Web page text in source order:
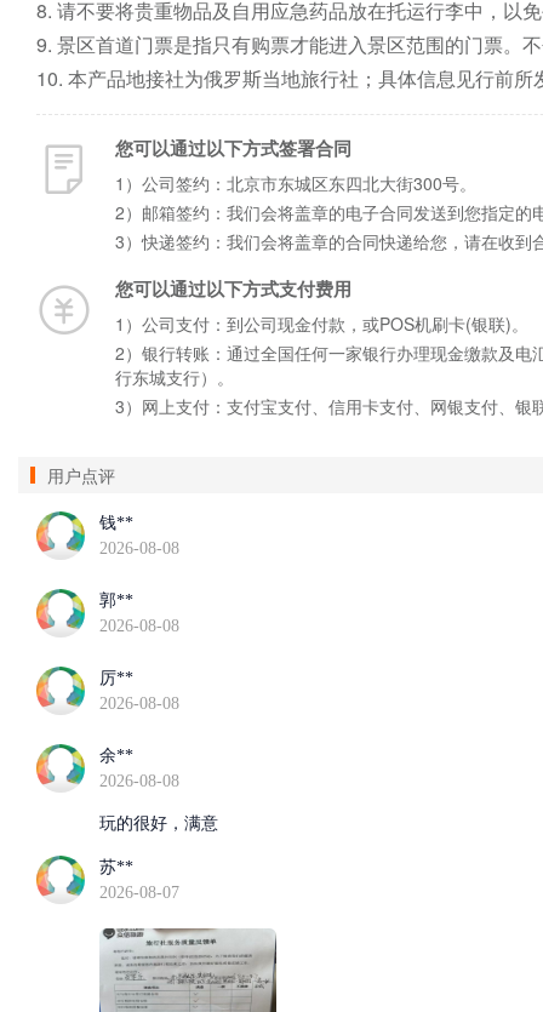
8. 请不要将贵重物品及自用应急药品放在托运行李中，以
9. 景区首道门票是指只有购票才能进入景区范围的门票。
10. 本产品地接社为俄罗斯当地旅行社；具体信息见行前
您可以通过以下方式签署合同
1）公司签约：北京市东城区东四北大街300号。
2）邮箱签约：我们会将盖章的电子合同发送到您指定
3）快递签约：我们会将盖章的合同快递给您，请在收
您可以通过以下方式支付费用
1）公司支付：到公司现金付款，或POS机刷卡(银联)。
2）银行转账：通过全国任何一家银行办理现金缴款及
行东城支行）。
3）网上支付：支付宝支付、信用卡支付、网银支付、银
用户点评
钱**
2026-08-08
郭**
2026-08-08
厉**
2026-08-08
余**
2026-08-08
玩的很好，满意
苏**
2026-08-07